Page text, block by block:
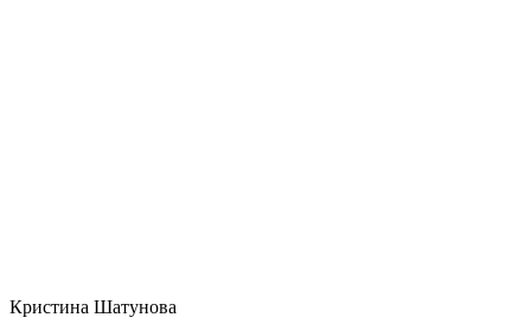
Кристина Шатунова